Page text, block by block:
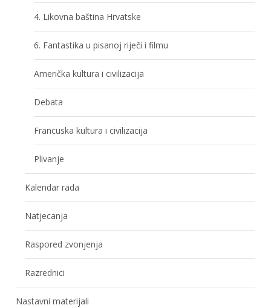
4. Likovna baština Hrvatske
6. Fantastika u pisanoj riječi i filmu
Američka kultura i civilizacija
Debata
Francuska kultura i civilizacija
Plivanje
Kalendar rada
Natjecanja
Raspored zvonjenja
Razrednici
Nastavni materijali